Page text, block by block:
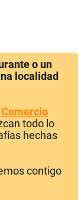
o un
localidad
Comercio
todo lo
hechas
contigo